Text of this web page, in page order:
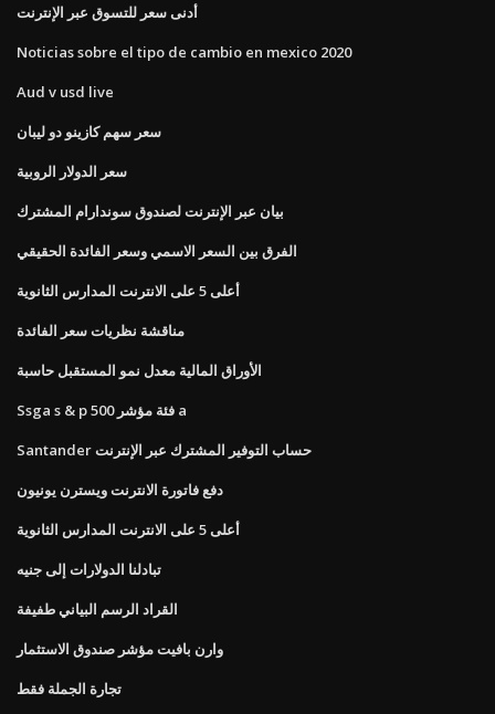
أدنى سعر للتسوق عبر الإنترنت
Noticias sobre el tipo de cambio en mexico 2020
Aud v usd live
سعر سهم كازينو دو ليبان
سعر الدولار الروبية
بيان عبر الإنترنت لصندوق سوندارام المشترك
الفرق بين السعر الاسمي وسعر الفائدة الحقيقي
أعلى 5 على الانترنت المدارس الثانوية
مناقشة نظريات سعر الفائدة
الأوراق المالية معدل نمو المستقبل حاسبة
Ssga s & p 500 فئة مؤشر a
Santander حساب التوفير المشترك عبر الإنترنت
دفع فاتورة الانترنت ويسترن يونيون
أعلى 5 على الانترنت المدارس الثانوية
تبادلنا الدولارات إلى جنيه
القراد الرسم البياني طفيفة
وارن بافيت مؤشر صندوق الاستثمار
تجارة الجملة فقط